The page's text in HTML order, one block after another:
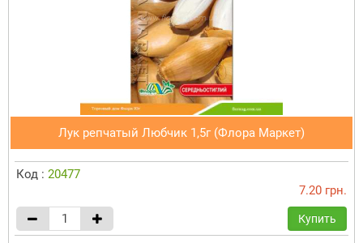
Лук репчатый Любчик 1,5г (Флора Маркет)
Код : 20477
7.20 грн.
Купить